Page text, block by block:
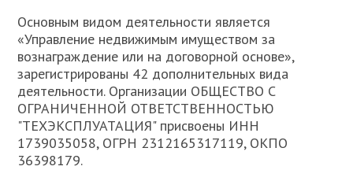
Основным видом деятельности является
«Управление недвижимым имуществом за
вознаграждение или на договорной основе»,
зарегистрированы 42 дополнительных вида
деятельности. Организации ОБЩЕСТВО С
ОГРАНИЧЕННОЙ ОТВЕТСТВЕННОСТЬЮ
"ТЕХЭКСПЛУАТАЦИЯ" присвоены ИНН
1739035058, ОГРН 2312165317119, ОКПО
36398179.